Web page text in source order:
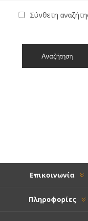
Σύνθετη
Επικοινωνία
Πληροφορίες